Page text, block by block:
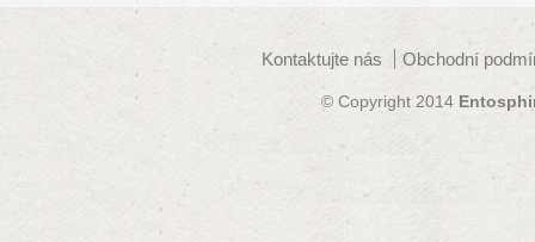
Kontaktujte nás Obchodní
© Copyright 2014